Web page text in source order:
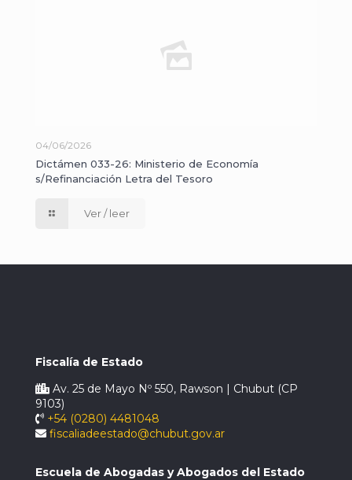
04/06/2026
Dictámen 033-26: Ministerio de Economía
s/Refinanciación Letra del Tesoro
Ver / leer
Fiscalía de Estado
Av. 25 de Mayo Nº 550, Rawson | Chubut (CP
9103)
+54 (0280) 4481048
fiscaliadeestado@chubut.gov.ar
Escuela de Abogadas y Abogados del Estado